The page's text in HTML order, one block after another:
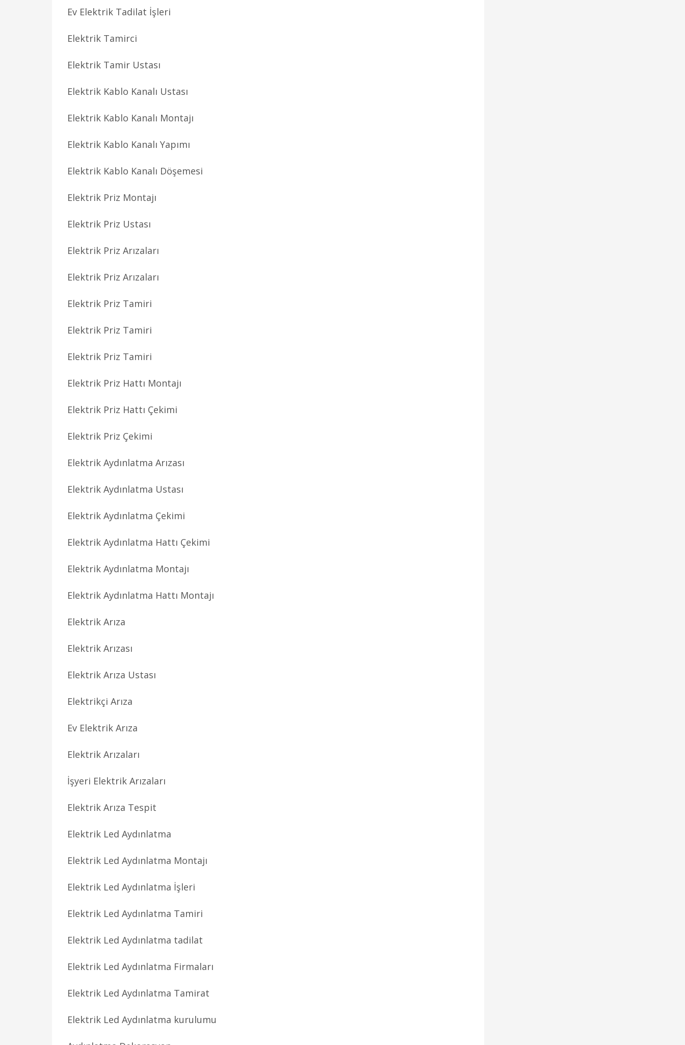
Ev Elektrik Tadilat İşleri
Elektrik Tamirci
Elektrik Tamir Ustası
Elektrik Kablo Kanalı Ustası
Elektrik Kablo Kanalı Montajı
Elektrik Kablo Kanalı Yapımı
Elektrik Kablo Kanalı Döşemesi
Elektrik Priz Montajı
Elektrik Priz Ustası
Elektrik Priz Arızaları
Elektrik Priz Arızaları
Elektrik Priz Tamiri
Elektrik Priz Tamiri
Elektrik Priz Tamiri
Elektrik Priz Hattı Montajı
Elektrik Priz Hattı Çekimi
Elektrik Priz Çekimi
Elektrik Aydınlatma Arızası
Elektrik Aydınlatma Ustası
Elektrik Aydınlatma Çekimi
Elektrik Aydınlatma Hattı Çekimi
Elektrik Aydınlatma Montajı
Elektrik Aydınlatma Hattı Montajı
Elektrik Arıza
Elektrik Arızası
Elektrik Arıza Ustası
Elektrikçi Arıza
Ev Elektrik Arıza
Elektrik Arızaları
İşyeri Elektrik Arızaları
Elektrik Arıza Tespit
Elektrik Led Aydınlatma
Elektrik Led Aydınlatma Montajı
Elektrik Led Aydınlatma İşleri
Elektrik Led Aydınlatma Tamiri
Elektrik Led Aydınlatma tadilat
Elektrik Led Aydınlatma Firmaları
Elektrik Led Aydınlatma Tamirat
Elektrik Led Aydınlatma kurulumu